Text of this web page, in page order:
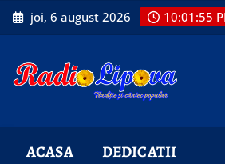
Skip
to
joi, 6 august 2026 10:01:56
ACASA DEDICATII